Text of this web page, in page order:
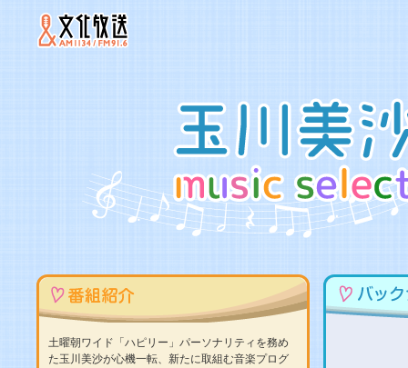
土曜朝ワイド「ハピリー」パーソナリティを務め
た玉川美沙が心機一転、新たに取組む音楽プログ